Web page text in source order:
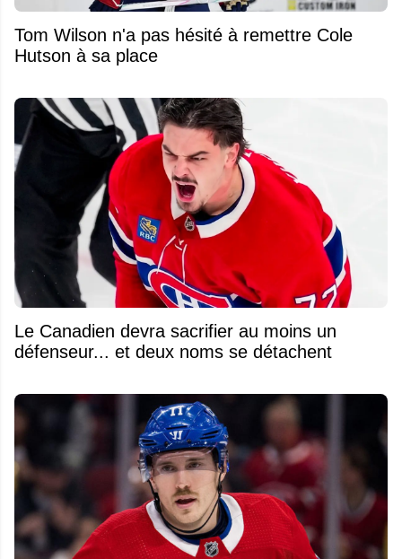
Tom Wilson n'a pas hésité à remettre Cole
Hutson à sa place
Le Canadien devra sacrifier au moins un
défenseur... et deux noms se détachent